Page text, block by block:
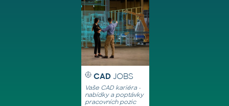
CAD JOBS
Vaše CAD kariéra -
nabídky a poptávky
pracovních pozic